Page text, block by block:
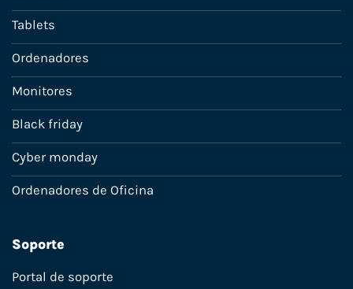
Tablets
Ordenadores
Monitores
Black friday
Cyber monday
Ordenadores de Oficina
Soporte
Portal de soporte